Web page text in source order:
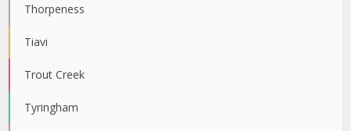
Thorpeness
Tiavi
Trout Creek
Tyringham